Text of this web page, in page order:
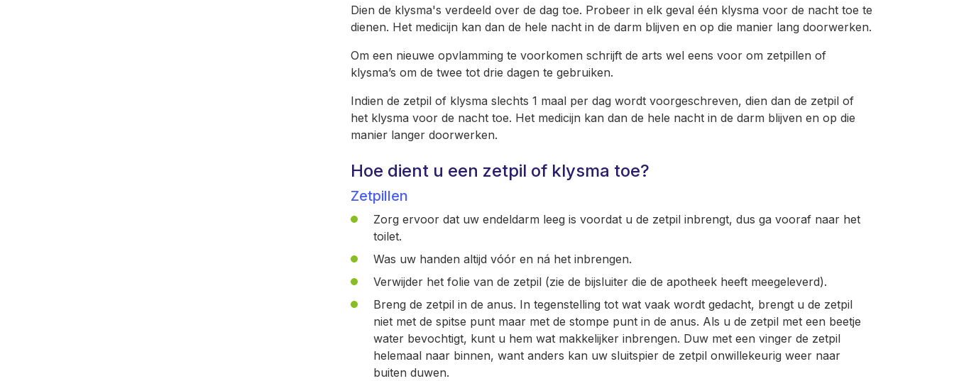
Dien de klysma's verdeeld over de dag toe. Probeer in elk geval één klysma voor de nacht toe te
dienen. Het medicijn kan dan de hele nacht in de darm blijven en op die manier lang doorwerken.
Om een nieuwe opvlamming te voorkomen schrijft de arts wel eens voor om zetpillen of
klysma’s om de twee tot drie dagen te gebruiken.
Indien de zetpil of klysma slechts 1 maal per dag wordt voorgeschreven, dien dan de zetpil of
het klysma voor de nacht toe. Het medicijn kan dan de hele nacht in de darm blijven en op die
manier langer doorwerken.
Hoe dient u een zetpil of klysma toe?
Zetpillen
Zorg ervoor dat uw endeldarm leeg is voordat u de zetpil inbrengt, dus ga vooraf naar het
toilet.
Was uw handen altijd vóór en ná het inbrengen.
Verwijder het folie van de zetpil (zie de bijsluiter die de apotheek heeft meegeleverd).
Breng de zetpil in de anus. In tegenstelling tot wat vaak wordt gedacht, brengt u de zetpil
niet met de spitse punt maar met de stompe punt in de anus. Als u de zetpil met een beetje
water bevochtigt, kunt u hem wat makkelijker inbrengen. Duw met een vinger de zetpil
helemaal naar binnen, want anders kan uw sluitspier de zetpil onwillekeurig weer naar
buiten duwen.